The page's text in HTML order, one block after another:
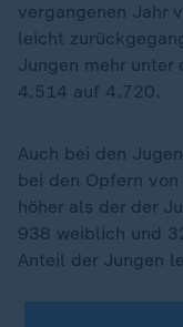
vergangenen Jahr
leicht
Jungen mehr unter
4.514 auf 4.720.
Auch bei den
bei den Opfern
höher als der der
938 weiblich und
Anteil der Jungen